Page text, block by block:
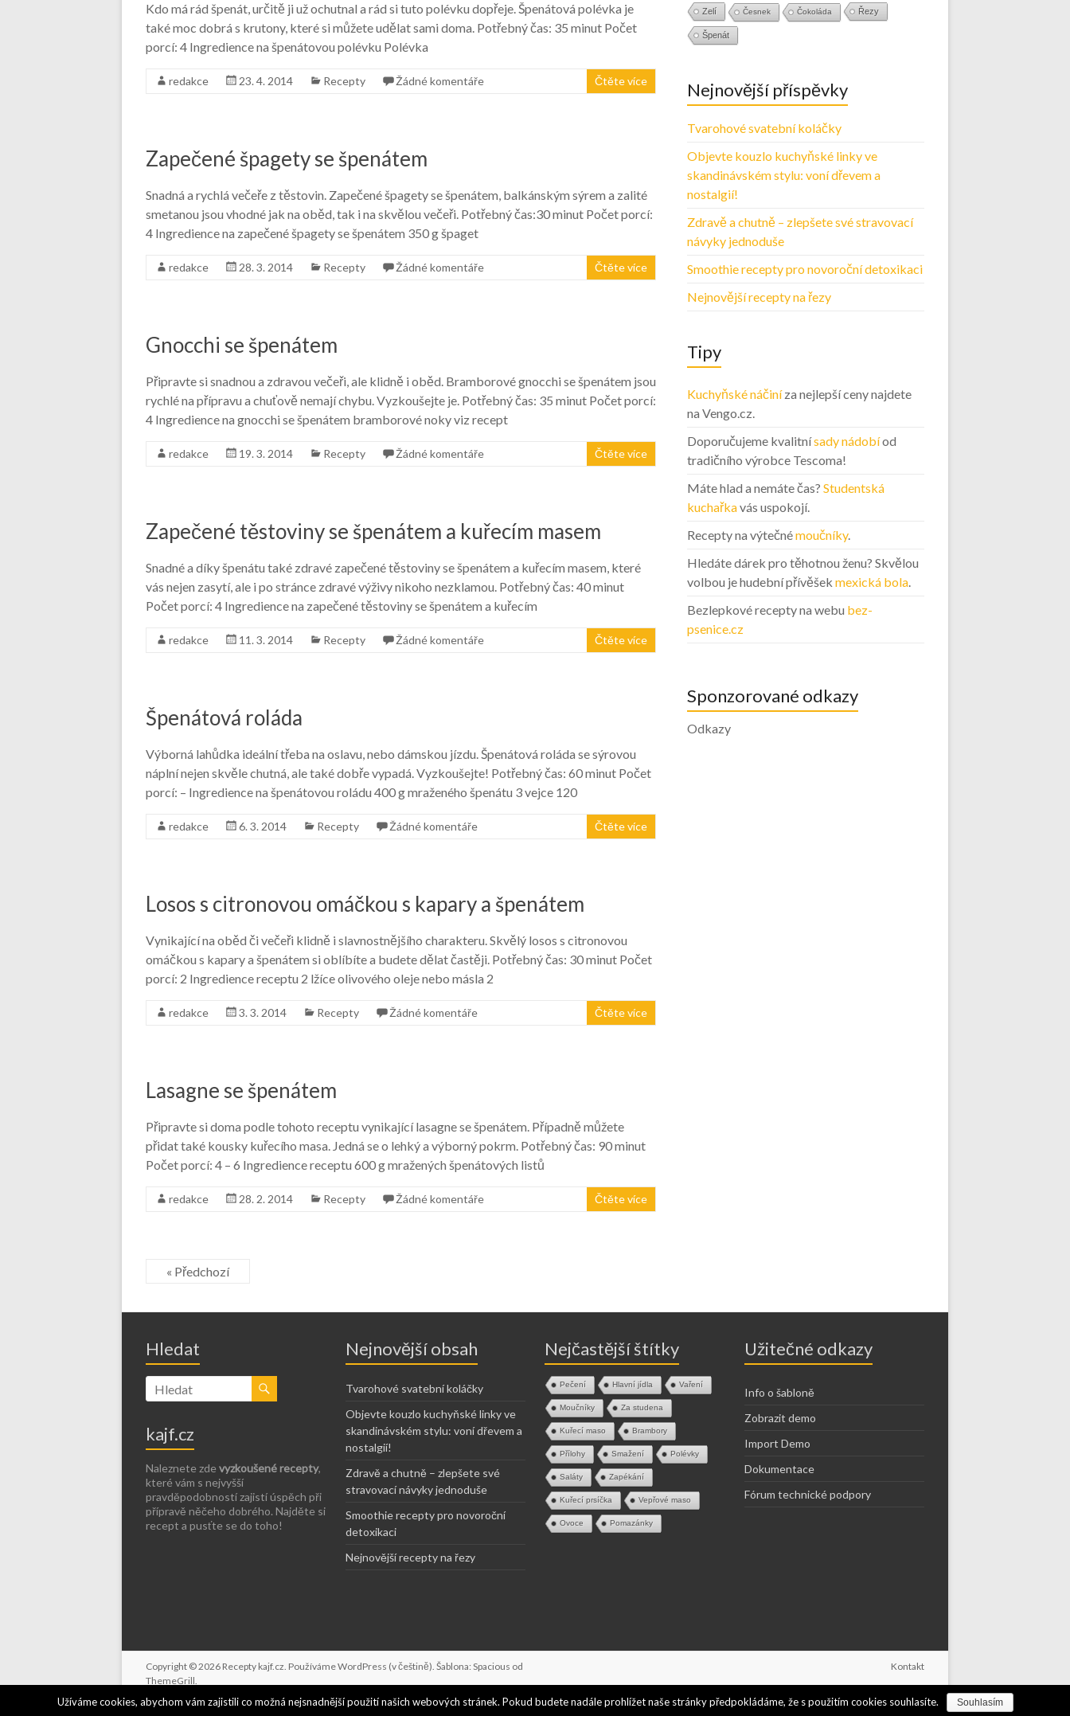
Kdo má rád špenát, určitě ji už ochutnal a rád si tuto polévku dopřeje. Špenátová polévka je
také moc dobrá s krutony, které si můžete udělat sami doma. Potřebný čas: 35 minut Počet
porcí: 4 Ingredience na špenátovou polévku Polévka
redakce 23. 4. 2014 Recepty Žádné komentáře Čtěte více
Zapečené špagety se špenátem
Snadná a rychlá večeře z těstovin. Zapečené špagety se špenátem, balkánským sýrem a zalité
smetanou jsou vhodné jak na oběd, tak i na skvělou večeři. Potřebný čas:30 minut Počet porcí:
4 Ingredience na zapečené špagety se špenátem 350 g špaget
redakce 28. 3. 2014 Recepty Žádné komentáře Čtěte více
Gnocchi se špenátem
Připravte si snadnou a zdravou večeři, ale klidně i oběd. Bramborové gnocchi se špenátem jsou
rychlé na přípravu a chuťově nemají chybu. Vyzkoušejte je. Potřebný čas: 35 minut Počet porcí:
4 Ingredience na gnocchi se špenátem bramborové noky viz recept
redakce 19. 3. 2014 Recepty Žádné komentáře Čtěte více
Zapečené těstoviny se špenátem a kuřecím masem
Snadné a díky špenátu také zdravé zapečené těstoviny se špenátem a kuřecím masem, které
vás nejen zasytí, ale i po stránce zdravé výživy nikoho nezklamou. Potřebný čas: 40 minut
Počet porcí: 4 Ingredience na zapečené těstoviny se špenátem a kuřecím
redakce 11. 3. 2014 Recepty Žádné komentáře Čtěte více
Špenátová roláda
Výborná lahůdka ideální třeba na oslavu, nebo dámskou jízdu. Špenátová roláda se sýrovou
náplní nejen skvěle chutná, ale také dobře vypadá. Vyzkoušejte! Potřebný čas: 60 minut Počet
porcí: – Ingredience na špenátovou roládu 400 g mraženého špenátu 3 vejce 120
redakce 6. 3. 2014 Recepty Žádné komentáře Čtěte více
Losos s citronovou omáčkou s kapary a špenátem
Vynikající na oběd či večeři klidně i slavnostnějšího charakteru. Skvělý losos s citronovou
omáčkou s kapary a špenátem si oblíbíte a budete dělat častěji. Potřebný čas: 30 minut Počet
porcí: 2 Ingredience receptu 2 lžíce olivového oleje nebo másla 2
redakce 3. 3. 2014 Recepty Žádné komentáře Čtěte více
Lasagne se špenátem
Připravte si doma podle tohoto receptu vynikající lasagne se špenátem. Případně můžete
přidat také kousky kuřecího masa. Jedná se o lehký a výborný pokrm. Potřebný čas: 90 minut
Počet porcí: 4 – 6 Ingredience receptu 600 g mražených špenátových listů
redakce 28. 2. 2014 Recepty Žádné komentáře Čtěte více
« Předchozí
Zelí Česnek Čokoláda Řezy
Špenát
Nejnovější příspěvky
Tvarohové svatební koláčky
Objevte kouzlo kuchyňské linky ve
skandinávském stylu: voní dřevem a
nostalgií!
Zdravě a chutně – zlepšete své stravovací
návyky jednoduše
Smoothie recepty pro novoroční detoxikaci
Nejnovější recepty na řezy
Tipy
Kuchyňské náčiníza nejlepší ceny najdete
na Vengo.cz.
Doporučujeme kvalitnísady nádobíod
tradičního výrobce Tescoma!
Máte hlad a nemáte čas? Studentská
kuchařkavás uspokojí.
Recepty na výtečnémoučníky.
Hledáte dárek pro těhotnou ženu? Skvělou
volbou je hudební přívěšek mexická bola.
Bezlepkové recepty na webu bez-
psenice.cz
Sponzorované odkazy
Odkazy
Hledat
kajf.cz
Naleznete zde vyzkoušené recepty,
které vám s nejvyšší
pravděpodobností zajistí úspěch při
přípravě něčeho dobrého. Najděte si
recept a pusťte se do toho!
Nejnovější obsah
Tvarohové svatební koláčky
Objevte kouzlo kuchyňské linky ve
skandinávském stylu: voní dřevem a
nostalgií!
Zdravě a chutně – zlepšete své
stravovací návyky jednoduše
Smoothie recepty pro novoroční
detoxikaci
Nejnovější recepty na řezy
Nejčastější štítky
Pečení Hlavní jídla Vaření
Moučníky Za studena
Kuřecí maso Brambory
Přílohy Smažení Polévky
Saláty Zapékání
Kuřecí prsíčka Vepřové maso
Ovoce Pomazánky
Užitečné odkazy
Info o šabloně
Zobrazit demo
Import Demo
Dokumentace
Fórum technické podpory
Copyright © 2026 Recepty kajf.cz. PoužívámeWordPress (v češtině). Šablona: Spacious od
ThemeGrill.
Kontakt
Užíváme cookies, abychom vám zajistili co možná nejsnadnější použití našich webových stránek. Pokud budete nadále prohlížet naše stránky předpokládáme, že s použitím cookies souhlasíte. Souhlasím